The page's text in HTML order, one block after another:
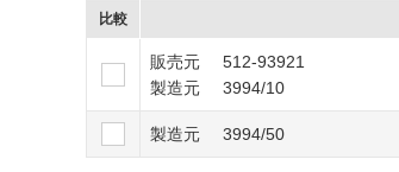
比較
販売元
512-93921
製造元
3994/10
製造元 3994/50